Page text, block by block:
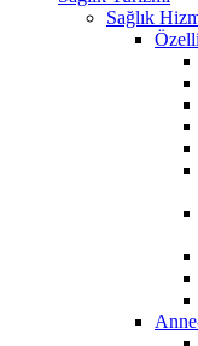
Sağlık